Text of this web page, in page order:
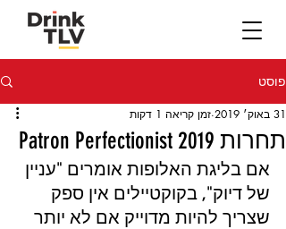
פוסט
תחרות Patron Perfectionist 2019
31 באוק׳ 2019 זמן קריאה 1 דקות
אם בליגת האלופות אומרים "עניין
של דיוק", בקוקטיילים אין ספק
שצריך להיות מדוייק אם לא יותר